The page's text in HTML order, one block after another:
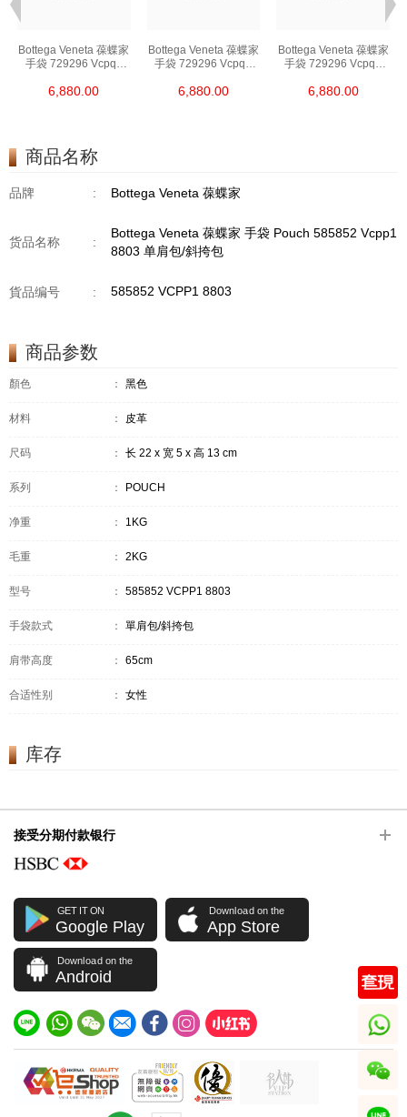
Bottega Veneta 葆蝶家
手袋 729296 Vcpq3
6,880.00
Bottega Veneta 葆蝶家
手袋 729296 Vcpq3
6,880.00
Bottega Veneta 葆蝶家
手袋 729296 Vcpq3
6,880.00
商品名称
品牌 : Bottega Veneta 葆蝶家
货品名称 :
Bottega Veneta 葆蝶家 手袋 Pouch 585852 Vcpp1
8803 单肩包/斜挎包
貨品编号 : 585852 VCPP1 8803
商品参数
顏色 ： 黑色
材料 ： 皮革
尺码 ： 长 22 x 宽 5 x 高 13 cm
系列 ： POUCH
净重 ： 1KG
毛重 ： 2KG
型号 ： 585852 VCPP1 8803
手袋款式 ： 單肩包/斜挎包
肩带高度 ： 65cm
合适性别 ： 女性
库存
接受分期付款银行
GET IT ON
Google Play
Download on the
App Store
Download on the
Android
whatsapp